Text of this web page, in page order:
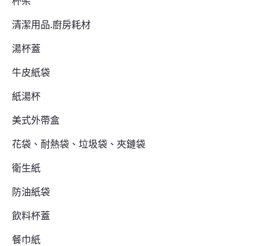
清潔用品.廚房耗材
湯杯蓋
牛皮紙袋
紙湯杯
美式外帶盒
花袋、耐熱袋、垃圾袋、夾鏈袋
衛生紙
防油紙袋
飲料杯蓋
餐巾紙